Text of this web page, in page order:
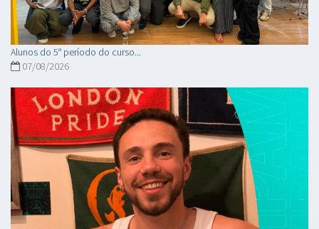
Alunos do 5° período do curso...
07/08/2026